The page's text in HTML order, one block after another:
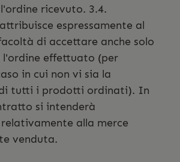
ricevuto. 3.4.
espressamente al
di accettare anche solo
effettuato (per
in cui non vi sia la
tutti i prodotti ordinati). In
si intenderà
alla merce
venduta.